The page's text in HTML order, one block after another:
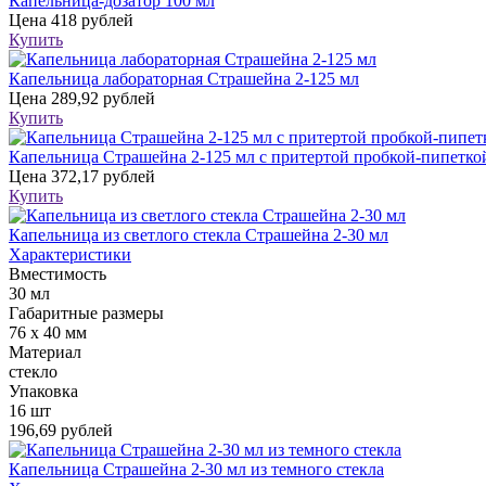
Цена 418 рублей
Купить
Капельница лабораторная Страшейна 2-125 мл
Цена 289,92 рублей
Купить
Капельница Страшейна 2-125 мл с притертой пробкой-
Цена 372,17 рублей
Купить
Капельница из светлого стекла Страшейна 2-30 мл
Характеристики
Вместимость
30 мл
Габаритные размеры
76 х 40 мм
Материал
стекло
Упаковка
16 шт
196,69 рублей
Капельница Страшейна 2-30 мл из темного стекла